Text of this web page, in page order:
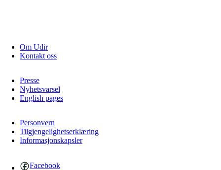
Om Udir
Kontakt oss
Presse
Nyhetsvarsel
English pages
Personvern
Tilgjengelighetserklæring
Informasjonskapsler
Facebook